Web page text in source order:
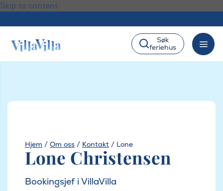
Skip to content
Søk
feriehus
Hjem / Om oss / Kontakt / Lone
Lone Christensen
Bookingsjef i VillaVilla